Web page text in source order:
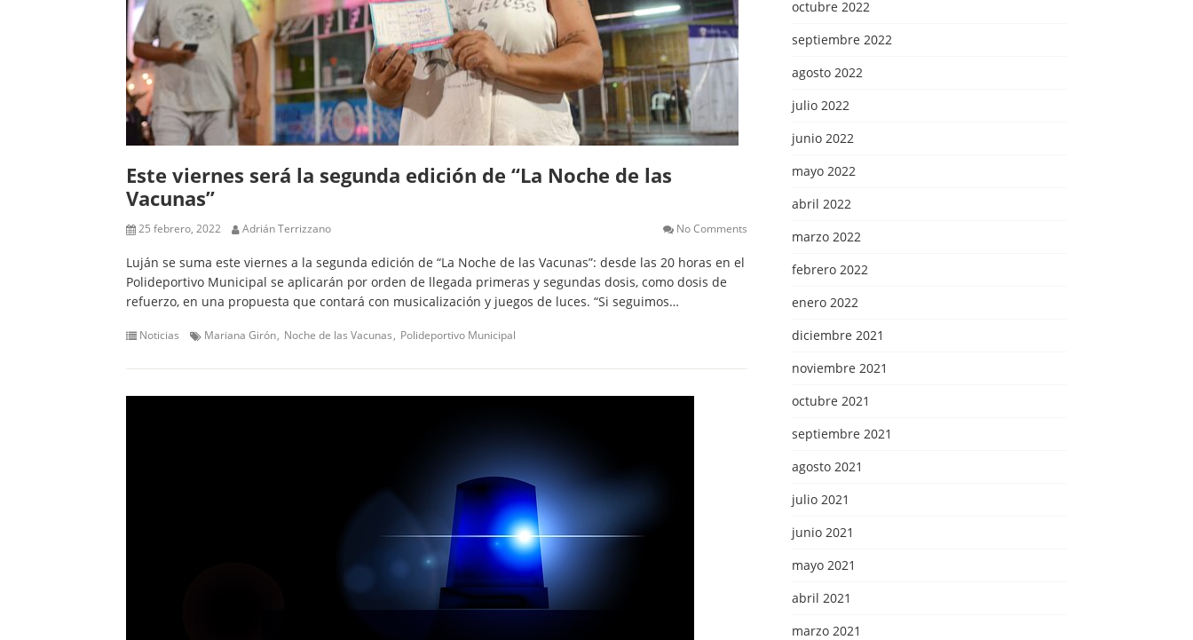
Este viernes será la segunda edición de “La Noche de las
Vacunas”
25 febrero, 2022 Adrián Terrizzano No Comments
Luján se suma este viernes a la segunda edición de “La Noche de las Vacunas”: desde las 20 horas en el
Polideportivo Municipal se aplicarán por orden de llegada primeras y segundas dosis, como dosis de
refuerzo, en una propuesta que contará con musicalización y juegos de luces. “Si seguimos…
Noticias Mariana Girón Noche de las Vacunas Polideportivo Municipal
octubre 2022
septiembre 2022
agosto 2022
julio 2022
junio 2022
mayo 2022
abril 2022
marzo 2022
febrero 2022
enero 2022
diciembre 2021
noviembre 2021
octubre 2021
septiembre 2021
agosto 2021
julio 2021
junio 2021
mayo 2021
abril 2021
marzo 2021